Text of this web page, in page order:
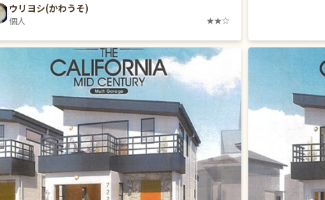
ウリヨシ(かわうそ)
個人 ★★☆